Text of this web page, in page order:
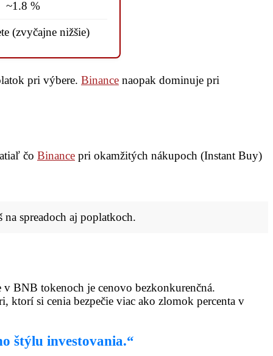
~1.8 %
(zvyčajne nižšie)
pri výbere. Binance naopak dominuje pri
čo Binance pri okamžitých nákupoch (Instant Buy)
spreadoch aj poplatkoch.
BNB tokenoch je cenovo bezkonkurenčná.
ktorí si cenia bezpečie viac ako zlomok percenta v
štýlu investovania.“